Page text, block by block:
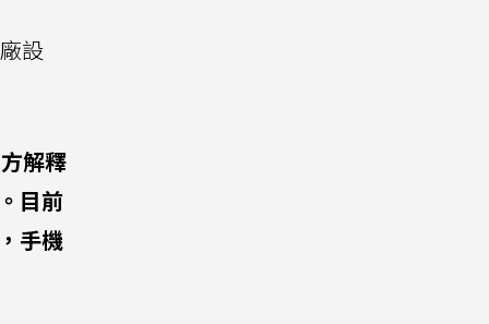
設
解釋
目前
手機